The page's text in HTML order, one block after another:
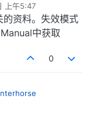
上午5:47
的资料。失效模式
中获取
0